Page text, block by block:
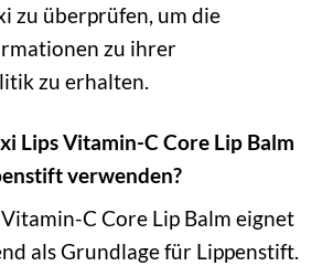
zu überprüfen, um die
zu ihrer
zu erhalten.
Lips Vitamin-C Core Lip Balm
verwenden?
C Core Lip Balm eignet
als Grundlage für Lippenstift.